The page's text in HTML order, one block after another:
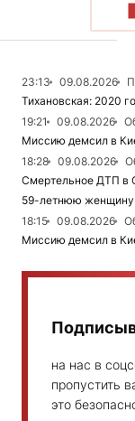
23:13 09.08.2026
Тихановская: 2020
19:21
09.08.2026
Миссию демсил в
18:28
09.08.2026
Смертельное ДТП в
59-летнюю женщину
18:15
09.08.2026
Миссию демсил в
на нас в
пропустить
это